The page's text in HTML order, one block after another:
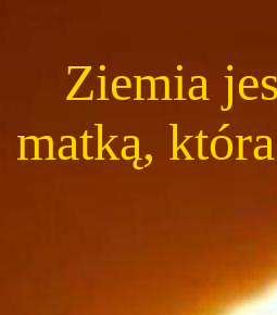
Ziemia
matką,